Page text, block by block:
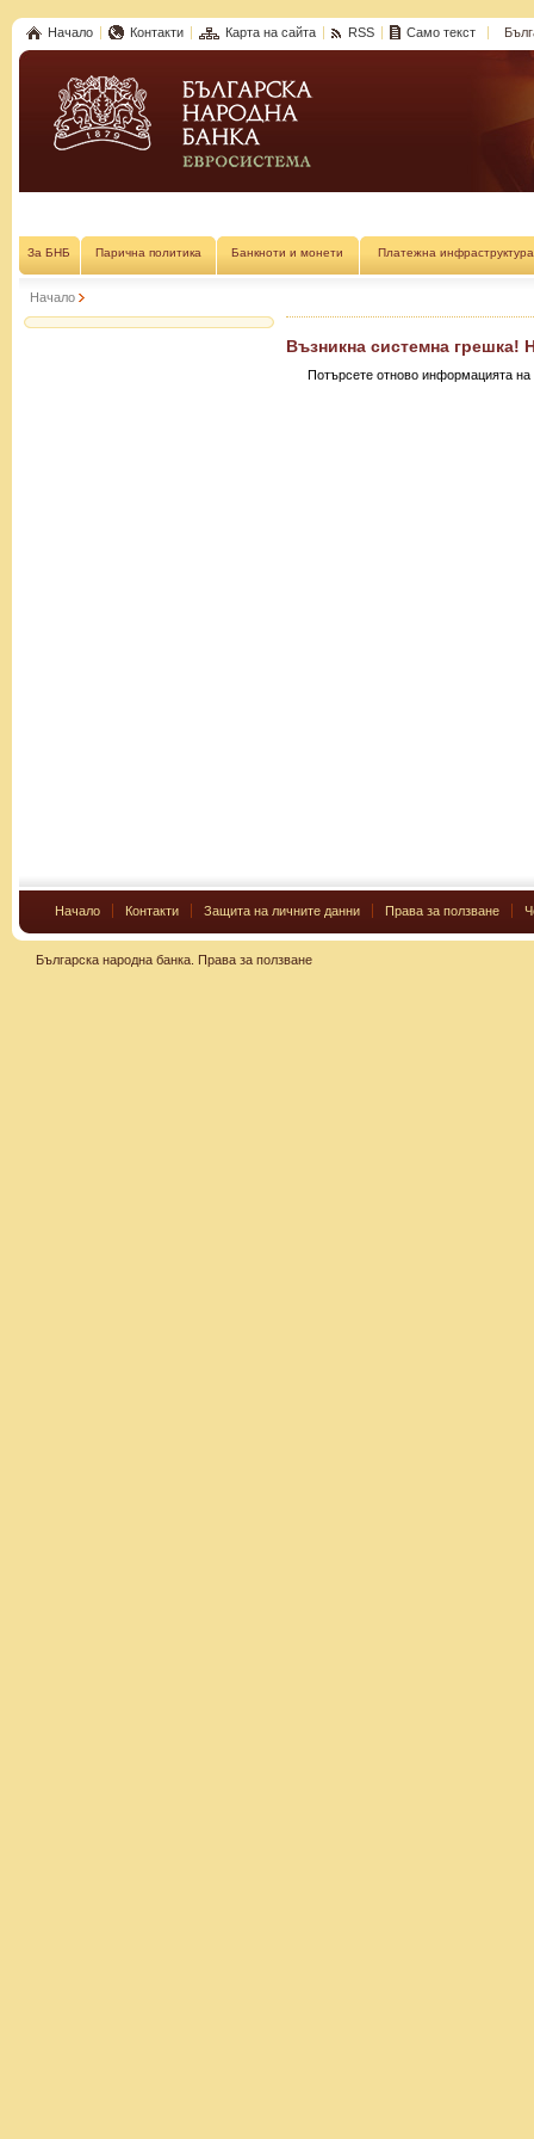
Начало Контакти Карта на сайта RSS Само текст
За БНБ Парична политика Банкноти и монети Платежна инфраструктура
Начало
Възникна системна грешка!
Потърсете отново информацията на
Начало Контакти Защита на личните данни Права за ползване
Българска народна банка. Права за ползване